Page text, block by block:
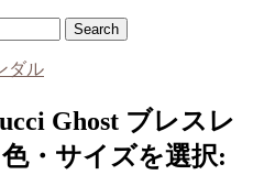
ダル
Ghost ブレスレ
・サイズを選択: